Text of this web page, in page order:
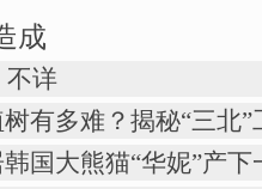
成
详
有多难？揭秘“三北
国大熊猫“华妮”产